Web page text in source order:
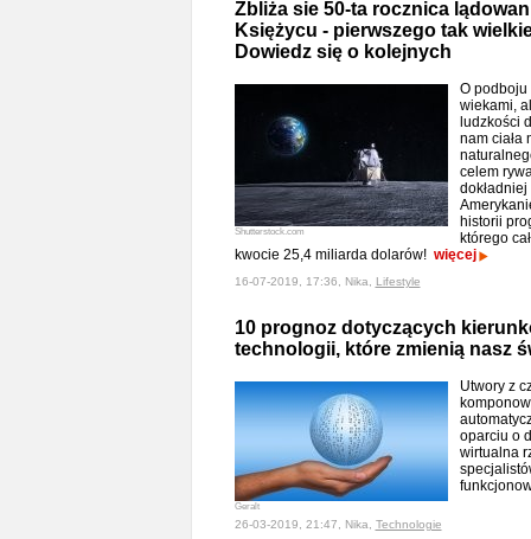
Zbliża sie 50-ta rocznica
Księżycu - pierwszego tak
Dowiedz się o kolejnych
Shutterstock.com
O podboju
wiekami,
ludzkości
nam ciała
celem
historii
którego
kwocie 25,4 miliarda dolarów! więcej
16-07-2019, 17:36, Nika, Lifestyle
10 prognoz dotyczących
technologii, które zmienią nasz
Geralt
Utwory z
oparciu o
wirtualna
26-03-2019, 21:47, Nika, Technologie